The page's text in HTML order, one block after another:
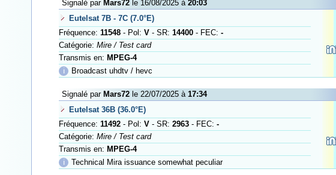
Signalé par Mars72 le 16/08/2025 à 20:03
Eutelsat 7B - 7C (7.0°E)
Fréquence: 11548 - Pol: V - SR: 14400 - FEC: -
Catégorie: Mire / Test card
Transmis en: MPEG-4
ℹ
Broadcast uhdtv / hevc
Signalé par Mars72 le 22/07/2025 à 17:34
Eutelsat 36B (36.0°E)
Fréquence: 11492 - Pol: V - SR: 2963 - FEC: -
Catégorie: Mire / Test card
Transmis en: MPEG-4
ℹ
Technical Mira issuance somewhat peculiar